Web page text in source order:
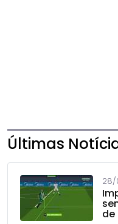
Últimas
28/
de